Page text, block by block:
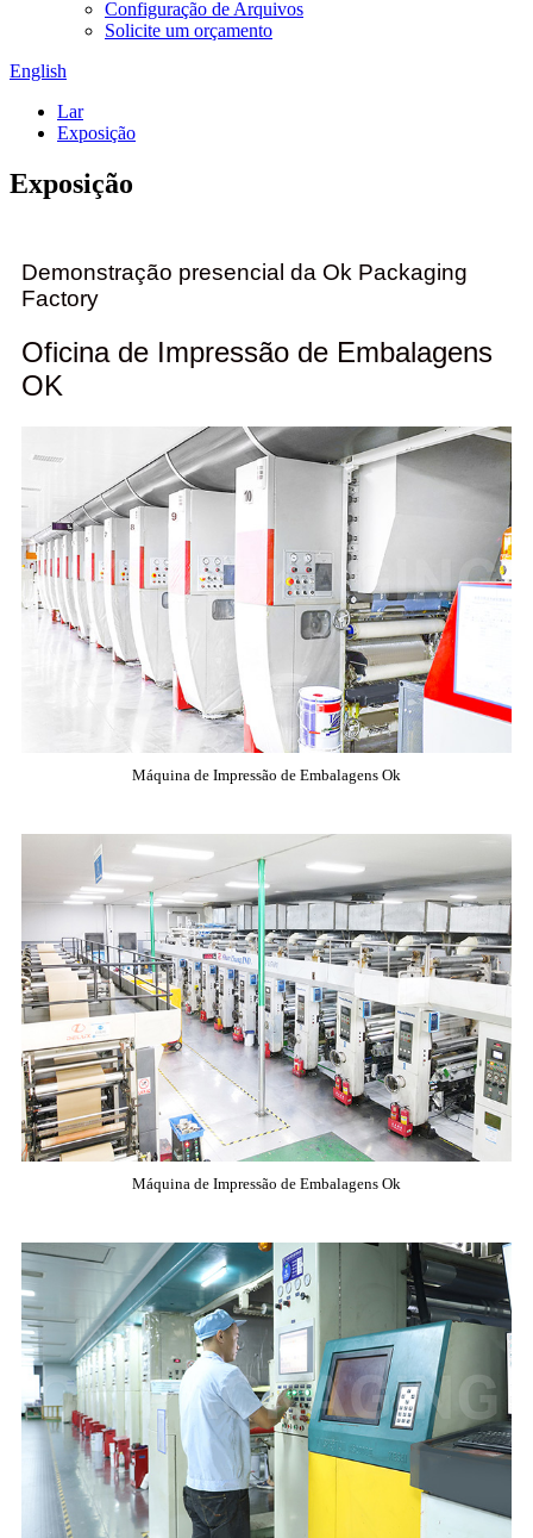
Configuração de Arquivos
Solicite um orçamento
English
Lar
Exposição
Exposição
Demonstração presencial da Ok Packaging
Factory
Oficina de Impressão de Embalagens
OK
Máquina de Impressão de Embalagens Ok
Máquina de Impressão de Embalagens Ok